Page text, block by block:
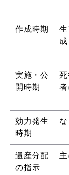
作成時期
生
成
実施・公
開時期
死
者
効力発生
時期
な
遺産分配
の指示